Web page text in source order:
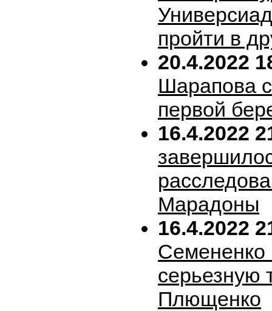
пройти в
20.4.2022
Шарапова
первой
16.4.2022
Марадоны
16.4.2022
Семененко
серьезную
Плющенко